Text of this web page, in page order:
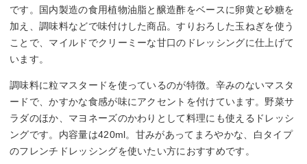
です。国内製造の食用植物油脂と醸造酢をベースに卵黄と砂糖を
加え、調味料などで味付けした商品。すりおろした玉ねぎを使う
ことで、マイルドでクリーミーな甘口のドレッシングに仕上げて
います。
調味料に粒マスタードを使っているのが特徴。辛みのないマスタ
ードで、かすかな食感が味にアクセントを付けています。野菜サ
ラダのほか、マヨネーズのかわりとして料理にも使えるドレッシ
ングです。内容量は420ml。甘みがあってまろやかな、白タイプ
のフレンチドレッシングを使いたい方におすすめです。